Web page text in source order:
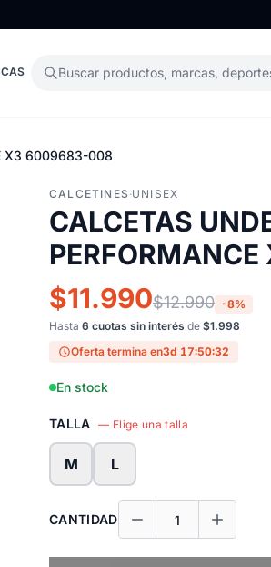
Buscar productos, marcas,
X3 6009683-008
CALCETINES ·UNISEX
CALCETAS
$11.990$12.990 -8%
Hasta 6 cuotas sin interés de $1.998
Oferta termina en3d 17:50:31
En stock
TALLA — Elige una talla
M L
CANTIDAD